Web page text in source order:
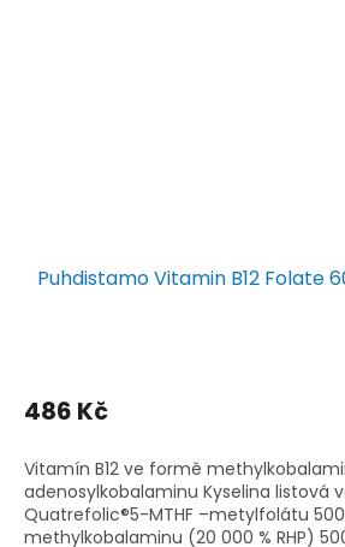
Puhdistamo Vitamin B12 Folate
486 Kč
Vitamín B12 ve formě
adenosylkobalaminu Kyselina listová
Quatrefolic®5-MTHF –metylfolátu
methylkobalaminu (20 000 % RHP)